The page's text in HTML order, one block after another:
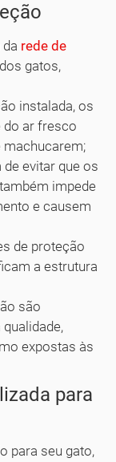
rede de
gatos,
instalada, os
do ar fresco
de evitar que os
impede
e causem
de proteção
a estrutura
são
expostas às
para
para seu gato,